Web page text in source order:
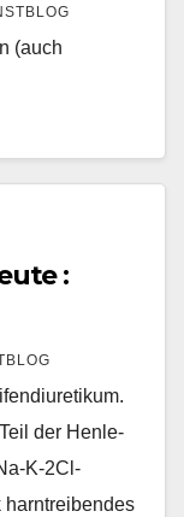
(auch
:
der Henle-
K-2Cl-
harntreibendes